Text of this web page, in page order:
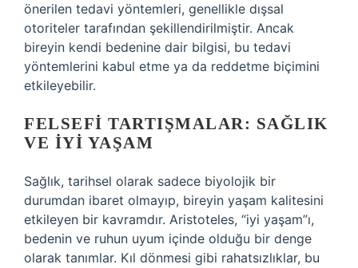
önerilen tedavi yöntemleri, genellikle dışsal
otoriteler tarafından şekillendirilmiştir. Ancak
bireyin kendi bedenine dair bilgisi, bu tedavi
yöntemlerini kabul etme ya da reddetme biçimini
etkileyebilir.
FELSEFI TARTIŞMALAR: SAĞLIK
VE İYI YAŞAM
Sağlık, tarihsel olarak sadece biyolojik bir
durumdan ibaret olmayıp, bireyin yaşam kalitesini
etkileyen bir kavramdır. Aristoteles, “iyi yaşam”ı,
bedenin ve ruhun uyum içinde olduğu bir denge
olarak tanımlar. Kıl dönmesi gibi rahatsızlıklar, bu